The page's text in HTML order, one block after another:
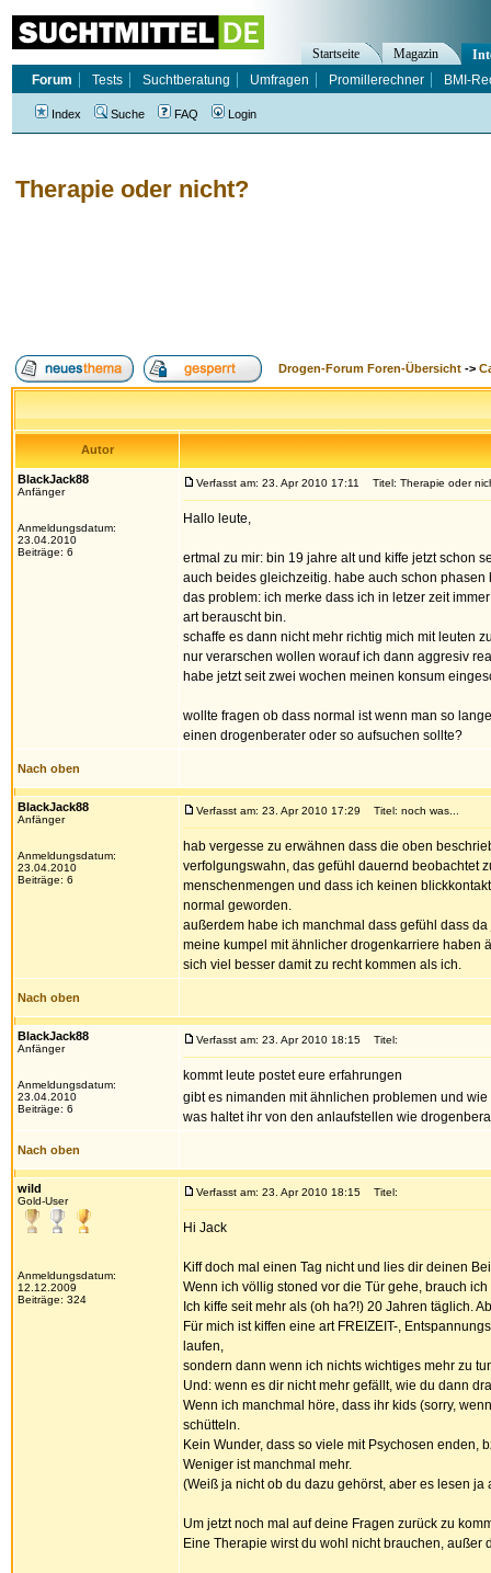
Therapie oder nicht?
Drogen-Forum Foren-Übersicht ->
Autor
BlackJack88
Anfänger
Anmeldungsdatum:
23.04.2010
Beiträge: 6
Verfasst am: 23. Apr 2010 17:11 Titel: Therapie oder
Hallo leute,
ertmal zu mir: bin 19 jahre alt und kiffe jetzt schon
auch beides gleichzeitig. habe auch schon
das problem: ich merke dass ich in letzer zeit
art berauscht bin.
schaffe es dann nicht mehr richtig mich mit leuten
nur verarschen wollen worauf ich dann aggresiv
habe jetzt seit zwei wochen meinen konsum
wollte fragen ob dass normal ist wenn man so
einen drogenberater oder so aufsuchen sollte?
Nach oben
BlackJack88
Anfänger
Anmeldungsdatum:
23.04.2010
Beiträge: 6
Verfasst am: 23. Apr 2010 17:29 Titel: noch was...
hab vergesse zu erwähnen dass die oben
verfolgungswahn, das gefühl dauernd beobachtet
menschenmengen und dass ich keinen
normal geworden.
außerdem habe ich manchmal dass gefühl dass
meine kumpel mit ähnlicher drogenkarriere haben
sich viel besser damit zu recht kommen als ich.
Nach oben
BlackJack88
Anfänger
Anmeldungsdatum:
23.04.2010
Beiträge: 6
Verfasst am: 23. Apr 2010 18:15 Titel:
kommt leute postet eure erfahrungen
gibt es nimanden mit ähnlichen problemen und
was haltet ihr von den anlaufstellen wie
Nach oben
wild
Gold-User
Anmeldungsdatum:
12.12.2009
Beiträge: 324
Verfasst am: 23. Apr 2010 18:15 Titel:
Hi Jack
Kiff doch mal einen Tag nicht und lies dir deinen
Wenn ich völlig stoned vor die Tür gehe, brauch
Ich kiffe seit mehr als (oh ha?!) 20 Jahren täglich.
Für mich ist kiffen eine art FREIZEIT-,
laufen,
sondern dann wenn ich nichts wichtiges mehr zu
Und: wenn es dir nicht mehr gefällt, wie du dann
Wenn ich manchmal höre, dass ihr kids (sorry,
schütteln.
Kein Wunder, dass so viele mit Psychosen enden,
Weniger ist manchmal mehr.
(Weiß ja nicht ob du dazu gehörst, aber es lesen ja
Um jetzt noch mal auf deine Fragen zurück zu
Eine Therapie wirst du wohl nicht brauchen, außer
Startseite Magazin
Forum
Tests Suchtberatung Umfragen Promillerechner BMI-
Index Suche FAQ Login